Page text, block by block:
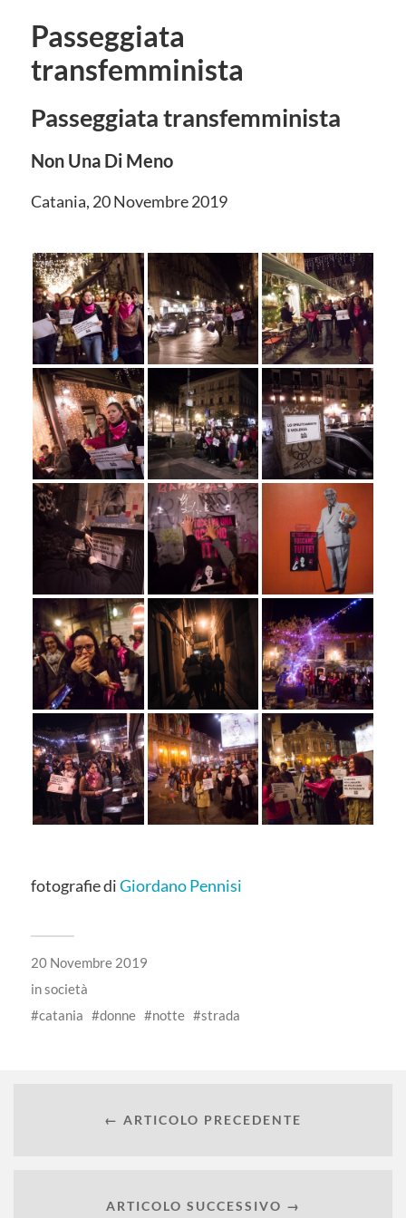
Passeggiata
transfemminista
Passeggiata transfemminista
Non Una Di Meno
Catania, 20 Novembre 2019
fotografie diGiordano Pennisi
20 Novembre 2019
insocietà
catania
donne notte strada
← ARTICOLO PRECEDENTE
ARTICOLO SUCCESSIVO →